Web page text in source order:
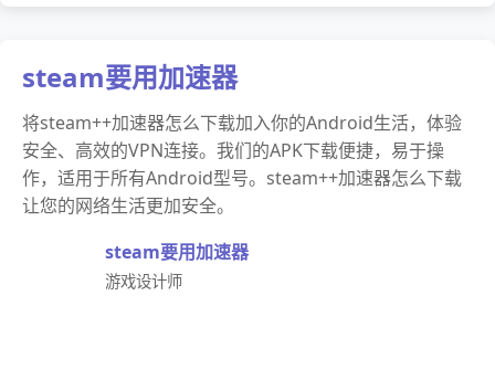
steam要用加速器
将steam++加速器怎么下载加入你的Android生活，体验
安全、高效的VPN连接。我们的APK下载便捷，易于操
作，适用于所有Android型号。steam++加速器怎么下载
让您的网络生活更加安全。
steam要用加速器
游戏设计师